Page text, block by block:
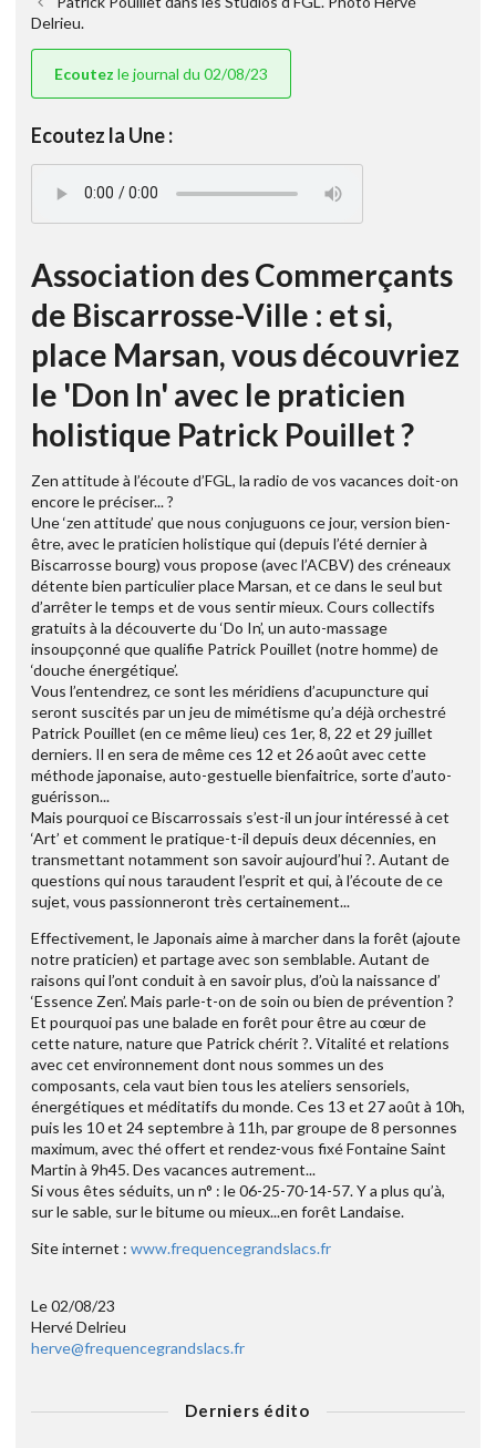
Delrieu.
Ecoutez le journal du 02/08/23
Ecoutez la Une :
Association des Commerçants
de Biscarrosse-Ville : et si,
place Marsan, vous découvriez
le 'Don In' avec le praticien
holistique Patrick Pouillet ?
Zen attitude à l’écoute d’FGL, la radio de vos vacances doit-on
encore le préciser... ?
Une ‘zen attitude’ que nous conjuguons ce jour, version bien-
être, avec le praticien holistique qui (depuis l’été dernier à
Biscarrosse bourg) vous propose (avec l’ACBV) des créneaux
détente bien particulier place Marsan, et ce dans le seul but
d’arrêter le temps et de vous sentir mieux. Cours collectifs
gratuits à la découverte du ‘Do In’, un auto-massage
insoupçonné que qualifie Patrick Pouillet (notre homme) de
‘douche énergétique’.
Vous l’entendrez, ce sont les méridiens d’acupuncture qui
seront suscités par un jeu de mimétisme qu’a déjà orchestré
Patrick Pouillet (en ce même lieu) ces 1er, 8, 22 et 29 juillet
derniers. Il en sera de même ces 12 et 26 août avec cette
méthode japonaise, auto-gestuelle bienfaitrice, sorte d’auto-
guérisson...
Mais pourquoi ce Biscarrossais s’est-il un jour intéressé à cet
‘Art’ et comment le pratique-t-il depuis deux décennies, en
transmettant notamment son savoir aujourd’hui ?. Autant de
questions qui nous taraudent l’esprit et qui, à l’écoute de ce
sujet, vous passionneront très certainement...
Effectivement, le Japonais aime à marcher dans la forêt (ajoute
notre praticien) et partage avec son semblable. Autant de
raisons qui l’ont conduit à en savoir plus, d’où la naissance d’
‘Essence Zen’. Mais parle-t-on de soin ou bien de prévention ?
Et pourquoi pas une balade en forêt pour être au cœur de
cette nature, nature que Patrick chérit ?. Vitalité et relations
avec cet environnement dont nous sommes un des
composants, cela vaut bien tous les ateliers sensoriels,
énergétiques et méditatifs du monde. Ces 13 et 27 août à 10h,
puis les 10 et 24 septembre à 11h, par groupe de 8 personnes
maximum, avec thé offert et rendez-vous fixé Fontaine Saint
Martin à 9h45. Des vacances autrement...
Si vous êtes séduits, un n° : le 06-25-70-14-57. Y a plus qu’à,
sur le sable, sur le bitume ou mieux...en forêt Landaise.
Site internet : www.frequencegrandslacs.fr
Le 02/08/23
Hervé Delrieu
herve@frequencegrandslacs.fr
Derniers édito